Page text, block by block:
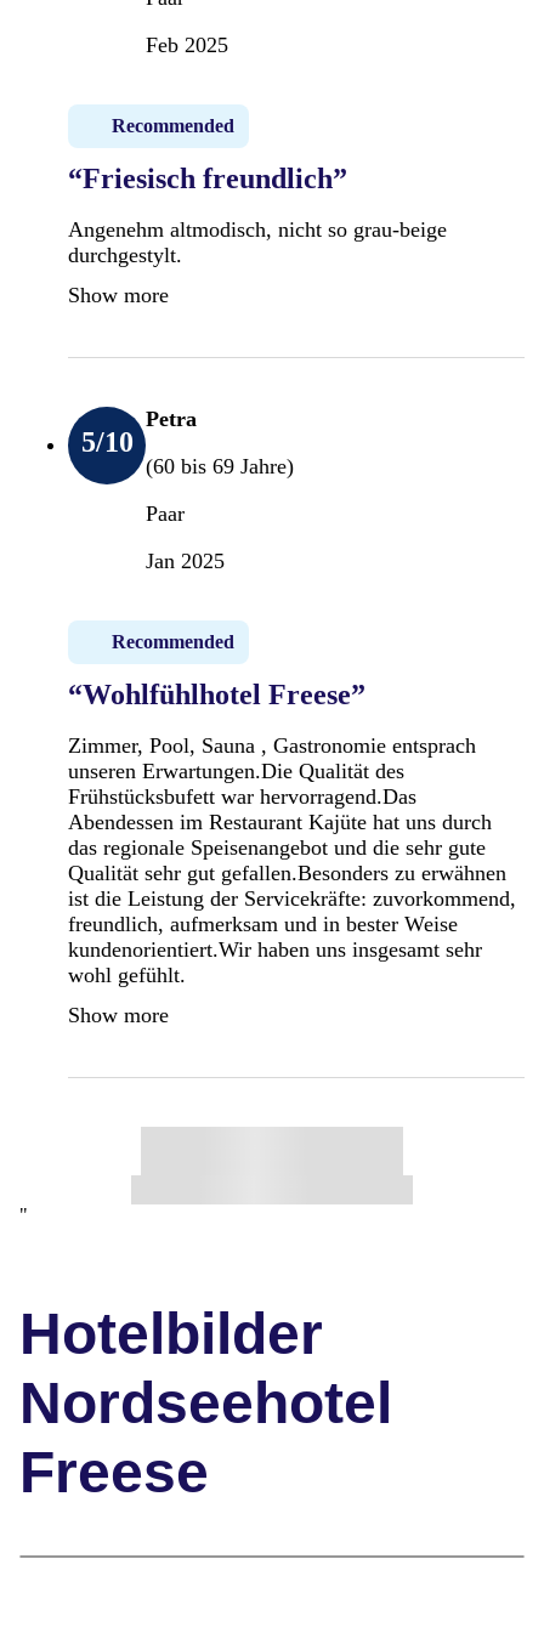
Feb 2025
Recommended
“Friesisch freundlich”
Angenehm altmodisch, nicht so grau-beige
durchgestylt.
Show more
5/10
Petra
(60 bis 69 Jahre)
Paar
Jan 2025
Recommended
“Wohlfühlhotel Freese”
Zimmer, Pool, Sauna , Gastronomie entsprach
unseren Erwartungen.Die Qualität des
Frühstücksbufett war hervorragend.Das
Abendessen im Restaurant Kajüte hat uns durch
das regionale Speisenangebot und die sehr gute
Qualität sehr gut gefallen.Besonders zu erwähnen
ist die Leistung der Servicekräfte: zuvorkommend,
freundlich, aufmerksam und in bester Weise
kundenorientiert.Wir haben uns insgesamt sehr
wohl gefühlt.
Show more
"
Hotelbilder
Nordseehotel
Freese